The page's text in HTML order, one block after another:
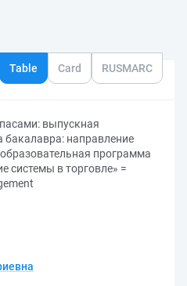
Table Card RUSMARC
выпускная
направление
программа
системы в торговле» =